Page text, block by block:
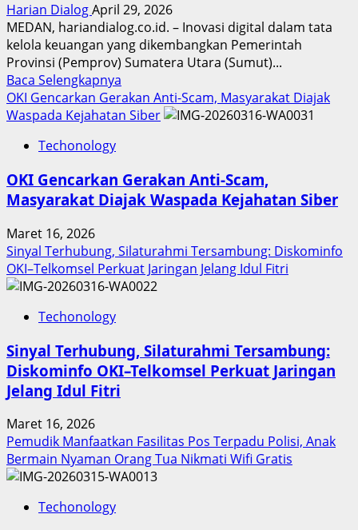
Harian DialogApril 29, 2026
MEDAN, hariandialog.co.id. – Inovasi digital dalam tata
kelola keuangan yang dikembangkan Pemerintah
Provinsi (Pemprov) Sumatera Utara (Sumut)...
Baca Selengkapnya
more
about
Sumut
Berbuah
Penghargaan
Nasional
OKI Gencarkan Gerakan Anti-Scam, Masyarakat Diajak
Waspada Kejahatan Siber
Techonology
OKI Gencarkan Gerakan Anti-Scam,
Masyarakat Diajak Waspada Kejahatan Siber
Maret 16, 2026
Sinyal Terhubung, Silaturahmi Tersambung: Diskominfo
OKI–Telkomsel Perkuat Jaringan Jelang Idul Fitri
Techonology
Sinyal Terhubung, Silaturahmi Tersambung:
Diskominfo OKI–Telkomsel Perkuat Jaringan
Jelang Idul Fitri
Maret 16, 2026
Pemudik Manfaatkan Fasilitas Pos Terpadu Polisi, Anak
Bermain Nyaman Orang Tua Nikmati Wifi Gratis
Techonology